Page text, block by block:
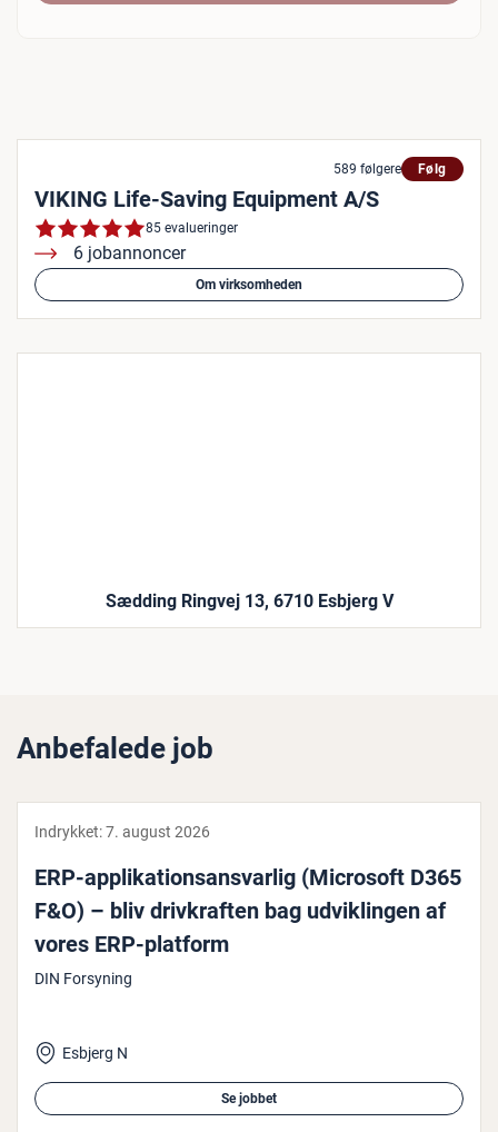
589 følgere Følg
VIKING Life-Saving Equipment A/S
85 evalueringer
6 jobannoncer
Om virksomheden
Sædding Ringvej 13, 6710 Esbjerg V
Anbefalede job
Indrykket:7. august 2026
ERP-ap­pli­ka­tions­ansvar­lig (Microsoft D365
F&O) – bliv driv­kraf­ten bag ud­vik­lin­gen af
vores ERP-platform
DIN Forsyning
Esbjerg N
Se jobbet